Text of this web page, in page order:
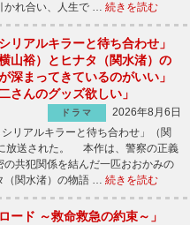
かれ合い、人生で … 続きを読む
リアルキラーと待ち合わせ」
横山裕）とヒナタ（関水渚）の
深まってきているのがいい」
さんのグッズ欲しい」
ドラマ
2026年8月6日
リアルキラーと待ち合わせ」（関
放送された。 本作は、警察の正義
共犯関係を結んだ一匹おおかみの
（関水渚）の物語 … 続きを読む
ード ～救命救急の約束～」